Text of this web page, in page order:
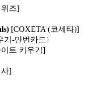
즈]
[COXETA (코세타)]
기-만번카드]
트 키우기]
]